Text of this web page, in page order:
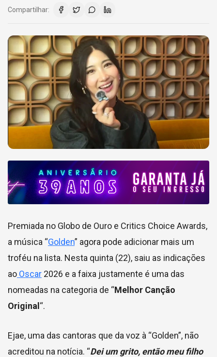
Compartilhar:
Premiada no Globo de Ouro e Critics Choice Awards,
a música “Golden” agora pode adicionar mais um
troféu na lista. Nesta quinta (22), saiu as indicações
ao Oscar 2026 e a faixa justamente é uma das
nomeadas na categoria de “Melhor Canção
Original “.
Ejae, uma das cantoras que da voz à “Golden”, não
acreditou na notícia. “Dei um grito, então meu filho